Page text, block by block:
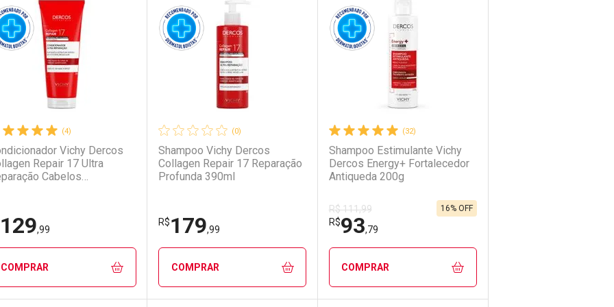
(4)
Vichy Dercos
Repair 17 Ultra
Cabelos
129,99
COMPRAR
(0)
Shampoo Vichy Dercos
Collagen Repair 17 Reparação
Profunda 390ml
R$179,99
COMPRAR
(32)
Shampoo Estimulante Vichy
Dercos Energy+ Fortalecedor
Antiqueda 200g
R$ 111,99
R$93,79
16% OFF
COMPRAR